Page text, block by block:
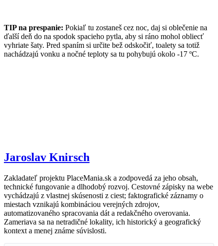
TIP na prespanie: Pokiaľ tu zostaneš cez noc, daj si oblečenie na
ďalší deň do na spodok spacieho pytla, aby si ráno mohol obliecť
vyhriate šaty. Pred spaním si určite bež odskočiť, toalety sa totiž
nachádzajú vonku a nočné teploty sa tu pohybujú okolo -17 ºC.
Jaroslav Knirsch
Zakladateľ projektu PlaceMania.sk a zodpovedá za jeho obsah,
technické fungovanie a dlhodobý rozvoj. Cestovné zápisky na webe
vychádzajú z vlastnej skúsenosti z ciest; faktografické záznamy o
miestach vznikajú kombináciou verejných zdrojov,
automatizovaného spracovania dát a redakčného overovania.
Zameriava sa na netradičné lokality, ich historický a geografický
kontext a menej známe súvislosti.